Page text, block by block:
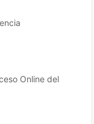
Online del